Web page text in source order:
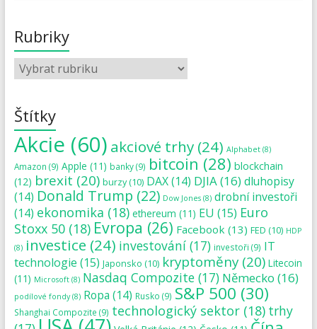
Rubriky
Štítky
Akcie (60) akciové trhy(24) Alphabet(8)
Amazon (9) Apple (11) banky(9) bitcoin (28) blockchain
(12) brexit (20) burzy(10) DAX(14) DJIA(16)dluhopisy
(14) Donald Trump (22) Dow Jones(8) drobní investoři
(14) ekonomika (18) ethereum (11) EU (15) Euro
Stoxx 50(18) Evropa (26) Facebook (13) FED (10) HDP
(8) investice (24) investování(17) investoři (9) IT
technologie (15) Japonsko (10) kryptoměny(20) Litecoin
(11) Microsoft(8) Nasdaq Compozite(17) Německo (16)
podílové fondy(8) Ropa (14) Rusko (9) S&P 500 (30)
Shanghai Compozite (9) technologický sektor(18) trhy